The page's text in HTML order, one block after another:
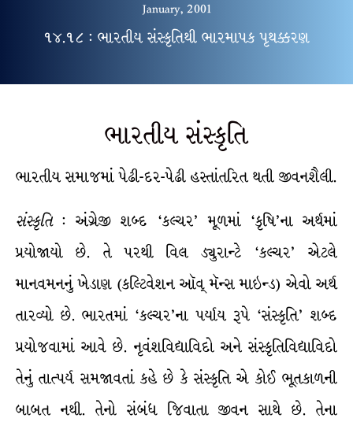
January, 2001
૧૪.૧૮ : ભારતીય સંસ્કૃતિથી ભારમાપક પૃથક્કરણ
ભારતીય સંસ્કૃતિ
ભારતીય સમાજમાં પેઢી-દર-પેઢી હસ્તાંતરિત થતી જીવનશૈલી.
સંસ્કૃતિ: અંગ્રેજી શબ્દ ‘કલ્ચર’ મૂળમાં ‘કૃષિ’ના અર્થમાં
પ્રયોજાયો છે. તે પરથી વિલ ડ્યુરાન્ટે ‘કલ્ચર’ એટલે
માનવમનનું ખેડાણ (કલ્ટિવેશન ઑવ્ મૅન્સ માઇન્ડ) એવો અર્થ
તારવ્યો છે. ભારતમાં ‘કલ્ચર’ના પર્યાય રૂપે ‘સંસ્કૃતિ’ શબ્દ
પ્રયોજવામાં આવે છે. નૃવંશવિદ્યાવિદો અને સંસ્કૃતિવિદ્યાવિદો
તેનું તાત્પર્ય સમજાવતાં કહે છે કે સંસ્કૃતિ એ કોઈ ભૂતકાળની
બાબત નથી. તેનો સંબંધ જિવાતા જીવન સાથે છે. તેના